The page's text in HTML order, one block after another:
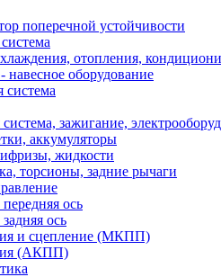
поперечной устойчивости
отопления,
навесное оборудование
зажигание,
аккумуляторы
жидкости
торсионы, задние рычаги
ось
ось
и сцепление (МКПП)
(АКПП)